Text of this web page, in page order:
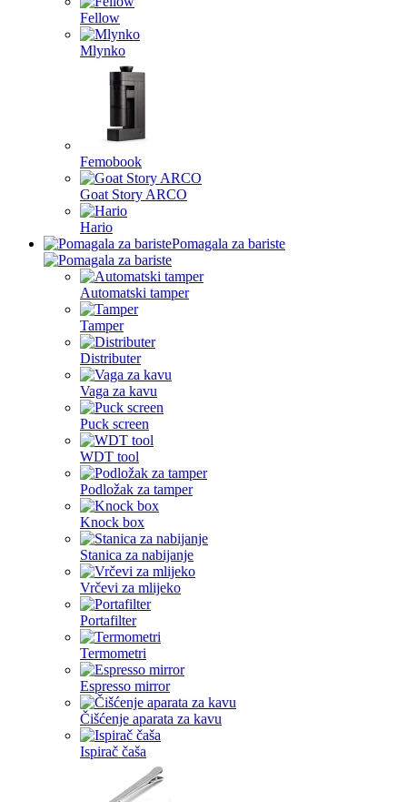
Fellow
Mlynko
Femobook
Goat Story ARCO
Hario
Pomagala za bariste
Automatski tamper
Tamper
Distributer
Vaga za kavu
Puck screen
WDT tool
Podložak za tamper
Knock box
Stanica za nabijanje
Vrčevi za mlijeko
Portafilter
Termometri
Espresso mirror
Čišćenje aparata za kavu
Ispirač čaša